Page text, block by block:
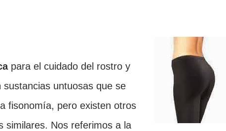
para el cuidado del rostro y
untuosas que se
fisonomía, pero existen otros
similares. Nos referimos a la